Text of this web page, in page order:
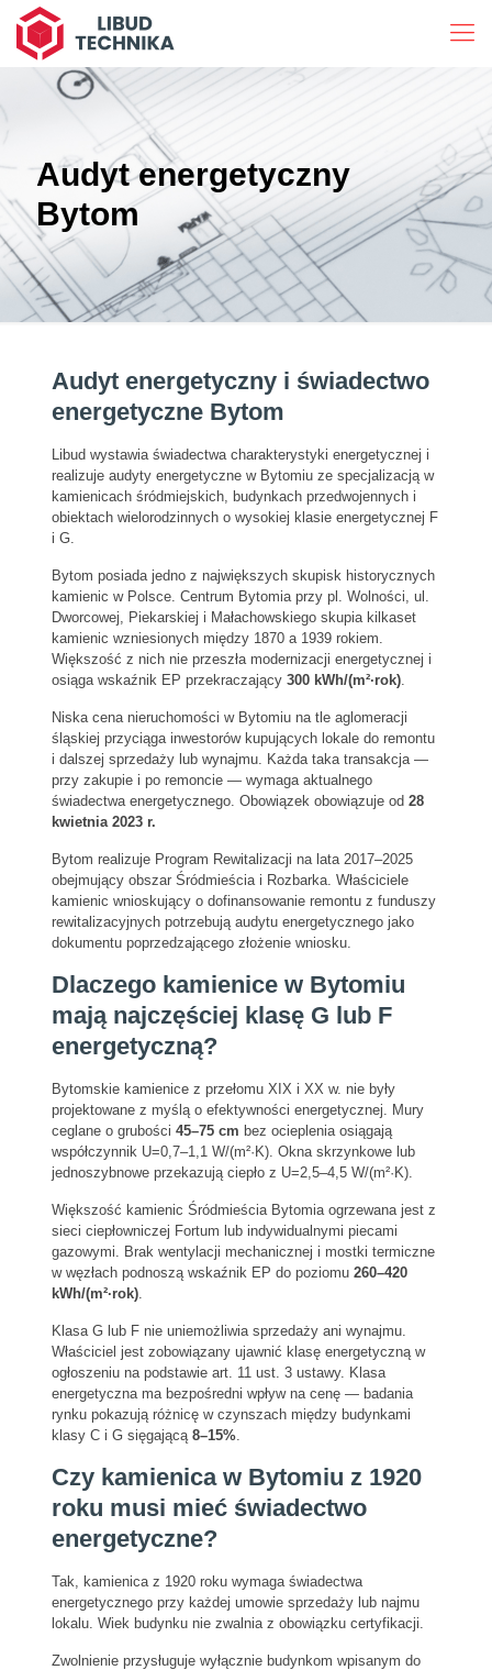
Audyt energetyczny
Bytom
Audyt energetyczny i świadectwo
energetyczne Bytom
Libud wystawia świadectwa charakterystyki energetycznej i
realizuje audyty energetyczne w Bytomiu ze specjalizacją w
kamienicach śródmiejskich, budynkach przedwojennych i
obiektach wielorodzinnych o wysokiej klasie energetycznej F
i G.
Bytom posiada jedno z największych skupisk historycznych
kamienic w Polsce. Centrum Bytomia przy pl. Wolności, ul.
Dworcowej, Piekarskiej i Małachowskiego skupia kilkaset
kamienic wzniesionych między 1870 a 1939 rokiem.
Większość z nich nie przeszła modernizacji energetycznej i
osiąga wskaźnik EP przekraczający 300 kWh/(m²·rok).
Niska cena nieruchomości w Bytomiu na tle aglomeracji
śląskiej przyciąga inwestorów kupujących lokale do remontu
i dalszej sprzedaży lub wynajmu. Każda taka transakcja —
przy zakupie i po remoncie — wymaga aktualnego
świadectwa energetycznego. Obowiązek obowiązuje od 28
kwietnia 2023 r.
Bytom realizuje Program Rewitalizacji na lata 2017–2025
obejmujący obszar Śródmieścia i Rozbarka. Właściciele
kamienic wnioskujący o dofinansowanie remontu z funduszy
rewitalizacyjnych potrzebują audytu energetycznego jako
dokumentu poprzedzającego złożenie wniosku.
Dlaczego kamienice w Bytomiu
mają najczęściej klasę G lub F
energetyczną?
Bytomskie kamienice z przełomu XIX i XX w. nie były
projektowane z myślą o efektywności energetycznej. Mury
ceglane o grubości 45–75 cm bez ocieplenia osiągają
współczynnik U=0,7–1,1 W/(m²·K). Okna skrzynkowe lub
jednoszybnowe przekazują ciepło z U=2,5–4,5 W/(m²·K).
Większość kamienic Śródmieścia Bytomia ogrzewana jest z
sieci ciepłowniczej Fortum lub indywidualnymi piecami
gazowymi. Brak wentylacji mechanicznej i mostki termiczne
w węzłach podnoszą wskaźnik EP do poziomu 260–420
kWh/(m²·rok).
Klasa G lub F nie uniemożliwia sprzedaży ani wynajmu.
Właściciel jest zobowiązany ujawnić klasę energetyczną w
ogłoszeniu na podstawie art. 11 ust. 3 ustawy. Klasa
energetyczna ma bezpośredni wpływ na cenę — badania
rynku pokazują różnicę w czynszach między budynkami
klasy C i G sięgającą 8–15%.
Czy kamienica w Bytomiu z 1920
roku musi mieć świadectwo
energetyczne?
Tak, kamienica z 1920 roku wymaga świadectwa
energetycznego przy każdej umowie sprzedaży lub najmu
lokalu. Wiek budynku nie zwalnia z obowiązku certyfikacji.
Zwolnienie przysługuje wyłącznie budynkom wpisanym do